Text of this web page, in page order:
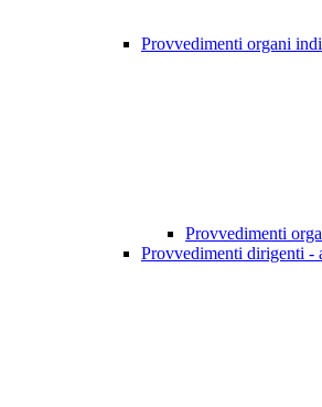
Provvedimenti organi
Provvedimenti
Provvedimenti dirigenti -